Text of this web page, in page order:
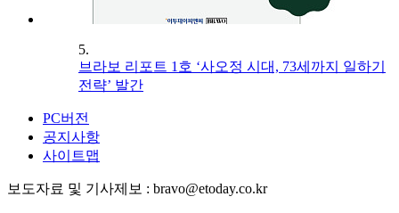
5.
브라보 리포트 1호 ‘사오정 시대, 73세까지 일하기
전략’ 발간
PC버전
공지사항
사이트맵
보도자료 및 기사제보 : bravo@etoday.co.kr